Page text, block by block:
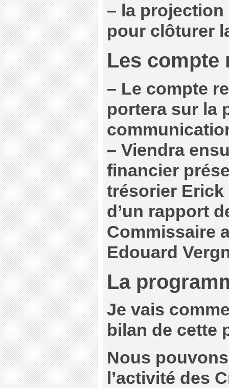
– la
pour clôturer
Les compte
– Le compte
portera sur la
– Viendra
financier
trésorier Erick
d’un rapport
Commissaire
Edouard
La
Je vais
bilan de cette
Nous
l’activité des